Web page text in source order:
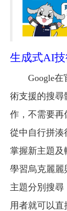
生成式AI
Google
術支援的搜尋
作，不需要再
從中自行拼湊
掌握新主題及
學習烏克麗麗
主題分別搜
用者就可以